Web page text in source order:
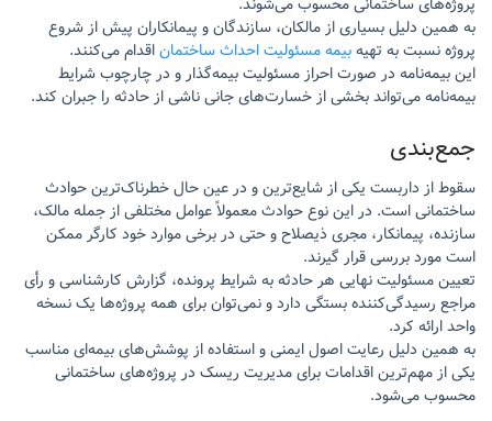
به همین دلیل بسیاری از مالکان، سازندگان و پیمانکاران پیش از شروع
پروژه نسبت به تهیهبیمه مسئولیت احداث ساختماناقدام می‌کنند.
این بیمه‌نامه در صورت احراز مسئولیت بیمه‌گذار و در چارچوب شرایط
بیمه‌نامه می‌تواند بخشی از خسارت‌های جانی ناشی از حادثه را جبران کند.
جمع‌بندی
سقوط از داربست یکی از شایع‌ترین و در عین حال خطرناک‌ترین حوادث
ساختمانی است. در این نوع حوادث معمولاً عوامل مختلفی از جمله مالک،
سازنده، پیمانکار، مجری ذیصلاح و حتی در برخی موارد خود کارگر ممکن
است مورد بررسی قرار گیرند.
تعیین مسئولیت نهایی هر حادثه به شرایط پرونده، گزارش کارشناسی و رأی
مراجع رسیدگی‌کننده بستگی دارد و نمی‌توان برای همه پروژه‌ها یک نسخه
واحد ارائه کرد.
به همین دلیل رعایت اصول ایمنی و استفاده از پوشش‌های بیمه‌ای مناسب
یکی از مهم‌ترین اقدامات برای مدیریت ریسک در پروژه‌های ساختمانی
محسوب می‌شود.